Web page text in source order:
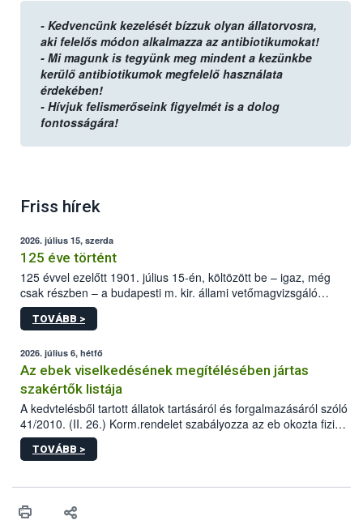
- Kedvencünk kezelését bízzuk olyan állatorvosra,
aki felelős módon alkalmazza az antibiotikumokat!
- Mi magunk is tegyünk meg mindent a kezünkbe
kerülő antibiotikumok megfelelő használata
érdekében!
- Hívjuk felismerőseink figyelmét is a dolog
fontosságára!
Friss hírek
2026. július 15, szerda
125 éve történt
125 évvel ezelőtt 1901. július 15-én, költözött be – igaz, még
csak részben – a budapesti m. kir. állami vetőmagvizsgáló
állomás a Kis Rókus utca 15. szám alatti, Czigler Győző által
tervezett új épületébe.
TOVÁBB >
2026. július 6, hétfő
Az ebek viselkedésének megítélésében jártas
szakértők listája
A kedvtelésből tartott állatok tartásáról és forgalmazásáról szóló
41/2010. (II. 26.) Korm.rendelet szabályozza az eb okozta fizikai
sérülés, illetve ennek veszélye keletkezésekor felmerülő
hatósági feladatokat, valamint a veszélyes eb tartását és annak
vonni az ebek viselkedésének megítélésében jártas szakértőt.
TOVÁBB >